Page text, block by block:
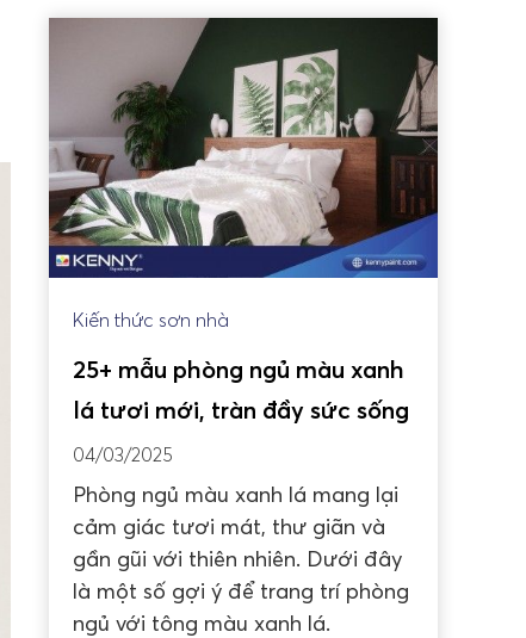
Kiến thức sơn nhà
25+ mẫu phòng ngủ màu xanh
lá tươi mới, tràn đầy sức sống
04/03/2025
Phòng ngủ màu xanh lá mang lại
cảm giác tươi mát, thư giãn và
gần gũi với thiên nhiên. Dưới đây
là một số gợi ý để trang trí phòng
ngủ với tông màu xanh lá.